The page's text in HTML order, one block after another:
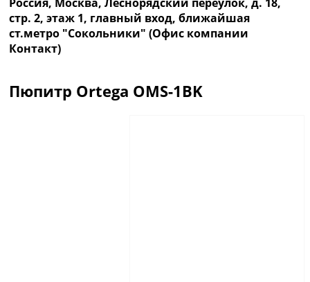
стр. 2, этаж 1, главный вход, ближайшая
ст.метро "Сокольники" (Офис компании
Контакт)
Пюпитр Ortega OMS-1BK